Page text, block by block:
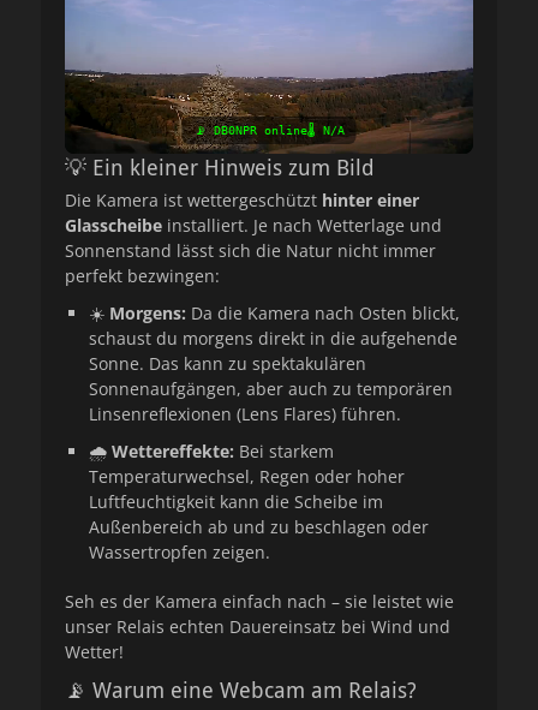
📡 DB0NPR online🌡️ N/A
💡 Ein kleiner Hinweis zum Bild
Die Kamera ist wettergeschützt hinter einer
Glasscheibe installiert. Je nach Wetterlage und
Sonnenstand lässt sich die Natur nicht immer
perfekt bezwingen:
☀️ Morgens: Da die Kamera nach Osten blickt,
schaust du morgens direkt in die aufgehende
Sonne. Das kann zu spektakulären
Sonnenaufgängen, aber auch zu temporären
Linsenreflexionen (Lens Flares) führen.
🌧️ Wettereffekte: Bei starkem
Temperaturwechsel, Regen oder hoher
Luftfeuchtigkeit kann die Scheibe im
Außenbereich ab und zu beschlagen oder
Wassertropfen zeigen.
Seh es der Kamera einfach nach – sie leistet wie
unser Relais echten Dauereinsatz bei Wind und
Wetter!
📡 Warum eine Webcam am Relais?